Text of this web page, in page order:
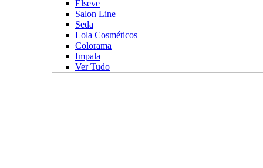
Elseve
Salon Line
Seda
Lola Cosméticos
Colorama
Impala
Ver Tudo